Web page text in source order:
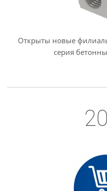
Открыты новые
серия